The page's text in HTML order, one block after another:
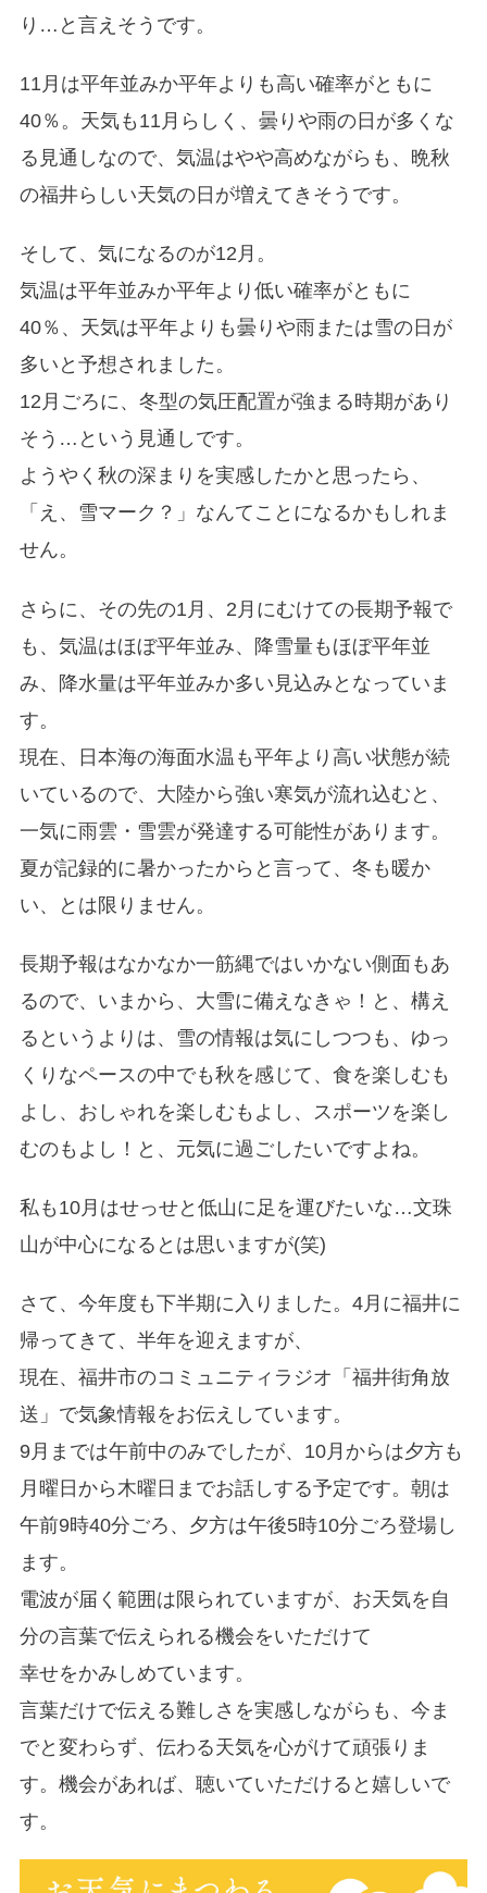
り…と言えそうです。
11月は平年並みか平年よりも高い確率がともに
40％。天気も11月らしく、曇りや雨の日が多くな
る見通しなので、気温はやや高めながらも、晩秋
の福井らしい天気の日が増えてきそうです。
そして、気になるのが12月。
気温は平年並みか平年より低い確率がともに
40％、天気は平年よりも曇りや雨または雪の日が
多いと予想されました。
12月ごろに、冬型の気圧配置が強まる時期があり
そう…という見通しです。
ようやく秋の深まりを実感したかと思ったら、
「え、雪マーク？」なんてことになるかもしれま
せん。
さらに、その先の1月、2月にむけての長期予報で
も、気温はほぼ平年並み、降雪量もほぼ平年並
み、降水量は平年並みか多い見込みとなっていま
す。
現在、日本海の海面水温も平年より高い状態が続
いているので、大陸から強い寒気が流れ込むと、
一気に雨雲・雪雲が発達する可能性があります。
夏が記録的に暑かったからと言って、冬も暖か
い、とは限りません。
長期予報はなかなか一筋縄ではいかない側面もあ
るので、いまから、大雪に備えなきゃ！と、構え
るというよりは、雪の情報は気にしつつも、ゆっ
くりなペースの中でも秋を感じて、食を楽しむも
よし、おしゃれを楽しむもよし、スポーツを楽し
むのもよし！と、元気に過ごしたいですよね。
私も10月はせっせと低山に足を運びたいな…文珠
山が中心になるとは思いますが(笑)
さて、今年度も下半期に入りました。4月に福井に
帰ってきて、半年を迎えますが、
現在、福井市のコミュニティラジオ「福井街角放
送」で気象情報をお伝えしています。
9月までは午前中のみでしたが、10月からは夕方も
月曜日から木曜日までお話しする予定です。朝は
午前9時40分ごろ、夕方は午後5時10分ごろ登場し
ます。
電波が届く範囲は限られていますが、お天気を自
分の言葉で伝えられる機会をいただけて
幸せをかみしめています。
言葉だけで伝える難しさを実感しながらも、今ま
でと変わらず、伝わる天気を心がけて頑張りま
す。機会があれば、聴いていただけると嬉しいで
す。